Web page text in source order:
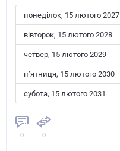
понеділок, 15 лютого 2027
вівторок, 15 лютого 2028
четвер, 15 лютого 2029
пʼятниця, 15 лютого 2030
субота, 15 лютого 2031
0 0